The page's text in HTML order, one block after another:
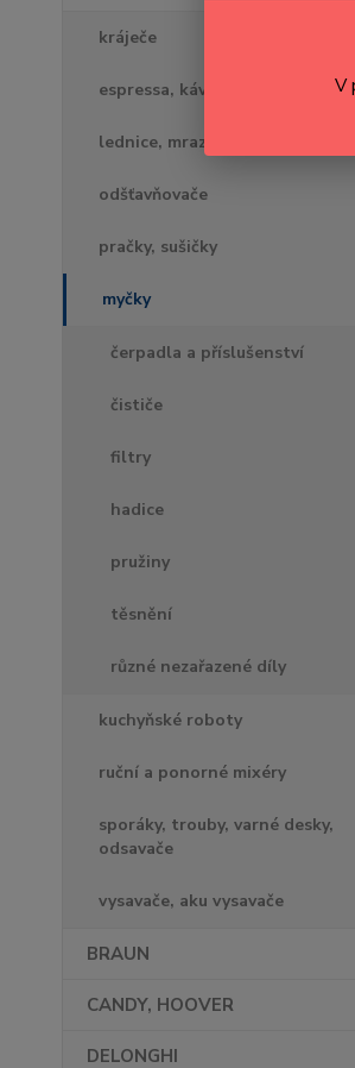
kráječe
espressa, kávovary, kávomlýnky
lednice, mrazáky
odšťavňovače
pračky, sušičky
myčky
čerpadla a příslušenství
čističe
filtry
hadice
pružiny
těsnění
různé nezařazené díly
kuchyňské roboty
ruční a ponorné mixéry
sporáky, trouby, varné desky,
odsavače
vysavače, aku vysavače
BRAUN
CANDY, HOOVER
DELONGHI
V